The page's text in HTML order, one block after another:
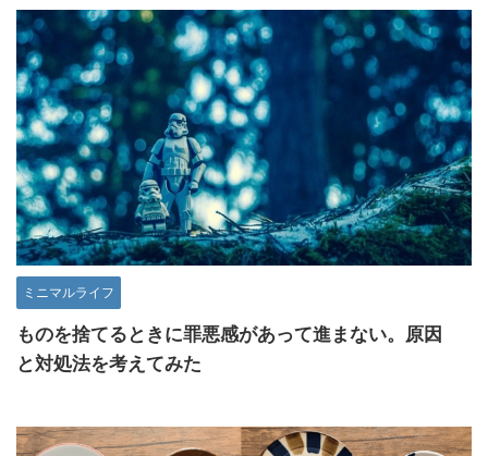
ミニマルライフ
ものを捨てるときに罪悪感があって進まない。原因
と対処法を考えてみた